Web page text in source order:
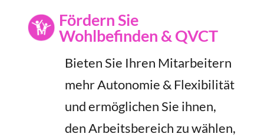
Fördern Sie
Wohlbefinden & QVCT
Bieten Sie Ihren Mitarbeitern
mehr Autonomie & Flexibilität
und ermöglichen Sie ihnen,
den Arbeitsbereich zu wählen,